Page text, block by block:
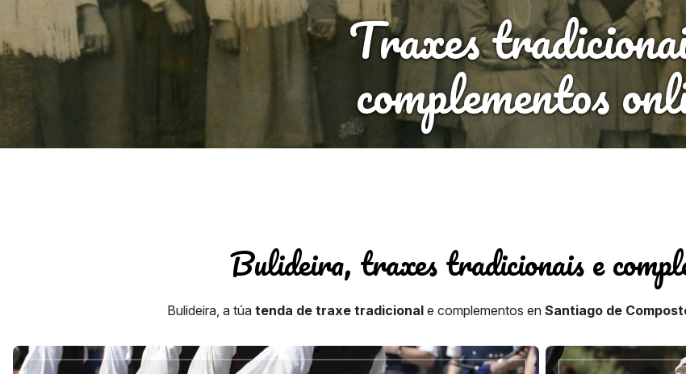
Traxes
complementos
Bulideira, traxes tradicionais e
Bulideira, a túa tenda de traxe tradicional e complementos en Santiago de